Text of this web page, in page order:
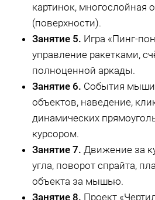
картинок, многослойная
(поверхности).
Занятие 5. Игра «Пинг-
управление ракетками,
полноценной аркады.
Занятие 6. События
объектов, наведение,
динамических
курсором.
Занятие 7. Движение за
угла, поворот спрайта,
объекта за мышью.
Занятие 8. Проект